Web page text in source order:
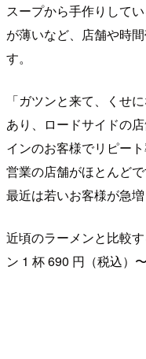
スープから手作りして
が薄いなど、店舗や時
す。
「ガツンと来て、くせ
あり、ロードサイドの
インのお客様でリピー
営業の店舗がほとんど
最近は若いお客様が急増
近頃のラーメンと比較
ン 1 杯 690 円（税込）